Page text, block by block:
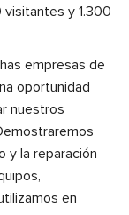
y 1.300
empresas de
oportunidad
nuestros
y la reparación
en